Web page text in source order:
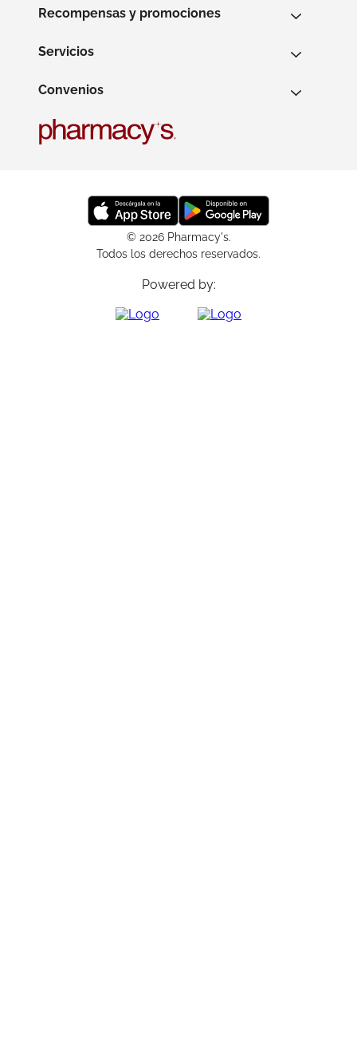
Recompensas y promociones
Servicios
Convenios
© 2026 Pharmacy's.
Todos los derechos reservados.
Powered by: